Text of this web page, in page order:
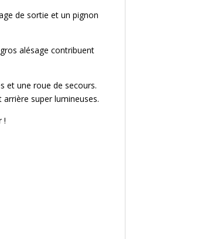
de sortie et un pignon
alésage contribuent
et une roue de secours.
super lumineuses.
!